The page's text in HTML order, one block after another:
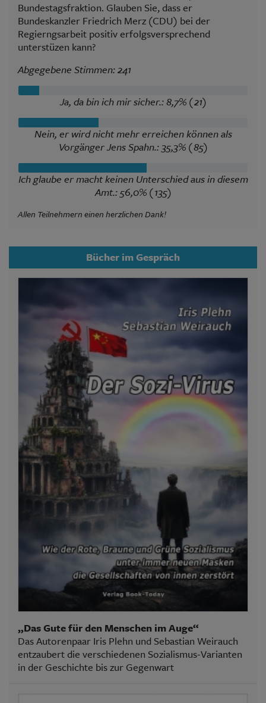
Bundestagsfraktion. Glauben Sie, dass er
Bundeskanzler Friedrich Merz (CDU) bei der
Regierngsarbeit positiv erfolgsversprechend
unterstüzen kann?
Abgegebene Stimmen: 241
Ja, da bin ich mir sicher.: 8,7% (21)
Nein, er wird nicht mehr erreichen können als
Vorgänger Jens Spahn.: 35,3% (85)
Ich glaube er macht keinen Unterschied aus in diesem
Amt.: 56,0% (135)
Allen Teilnehmern einen herzlichen Dank!
Bücher im Gespräch
„Das Gute für den Menschen im Auge“
Das Autorenpaar Iris Plehn und Sebastian Weirauch
entzaubert die verschiedenen Sozialismus-Varianten
in der Geschichte bis zur Gegenwart